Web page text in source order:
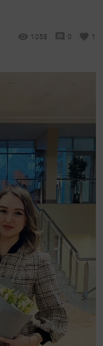
1058 0 1